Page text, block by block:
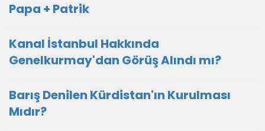
Papa + Patrik
Kanal İstanbul Hakkında
Genelkurmay'dan Görüş Alındı mı?
Barış Denilen Kürdistan'ın Kurulması
Mıdır?